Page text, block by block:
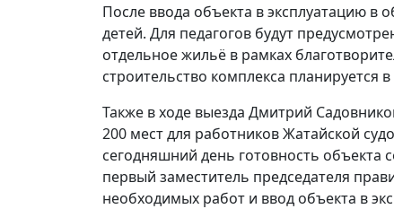
После ввода объекта в эксплуатацию в
детей. Для педагогов будут
отдельное жильё в рамках
строительство комплекса планируется
Также в ходе выезда Дмитрий
200 мест для работников Жатайской
сегодняшний день готовность объекта
первый заместитель председателя
необходимых работ и ввод объекта в